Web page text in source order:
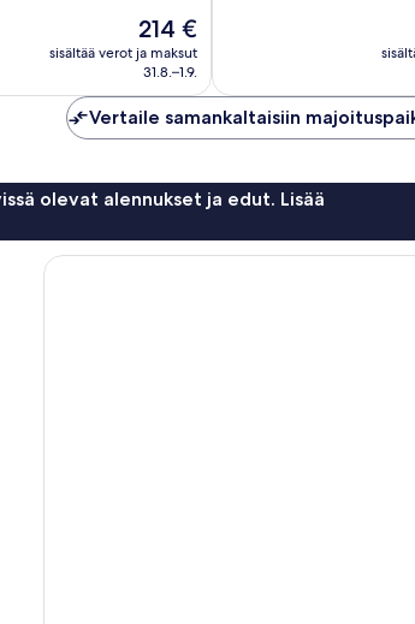
Hinta
on
214 €
214 €
sisältää verot ja maksut
31.8.–1.9.
Vertaile samankaltaisiin
olevat alennukset ja edut. Lisää